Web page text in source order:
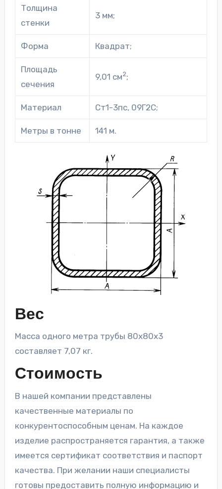
Толщина
стенки
3 мм;
Форма Квадрат;
Площадь
сечения
9,01 см2;
Материал Ст1-3пс, 09Г2С;
Метры в тонне 141 м.
Вес
Масса одного метра трубы 80х80х3
составляет 7,07 кг.
Стоимость
В нашей компании представлены
качественные материалы по
конкурентоспособным ценам. На каждое
изделие распространяется гарантия, а также
имеется сертификат соответствия и паспорт
качества. При желании наши специалисты
готовы предоставить полную информацию и